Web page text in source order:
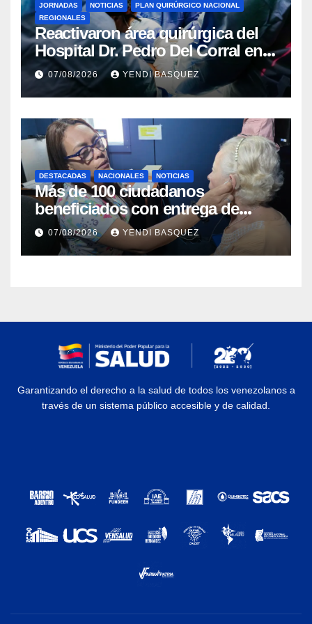
JORNADAS NOTICIAS
PLAN QUIRÚRGICO NACIONAL
REGIONALES
Reactivaron área quirúrgica del
Hospital Dr. Pedro Del Corral en
Guárico
07/08/2026 YENDI BASQUEZ
DESTACADAS NACIONALES NOTICIAS
Más de 100 ciudadanos
beneficiados con entrega de
prótesis auditivas en el Centro de
Rehabilitación J.J. Arvelo
07/08/2026 YENDI BASQUEZ
Garantizando el derecho a la salud de todos los venezolanos a
través de un sistema público accesible y de calidad.